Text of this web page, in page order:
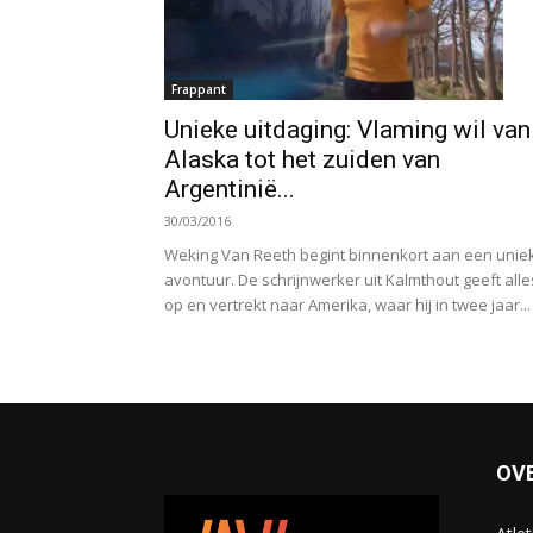
Frappant
Unieke uitdaging: Vlaming wil van
Alaska tot het zuiden van
Argentinië...
30/03/2016
Weking Van Reeth begint binnenkort aan een
avontuur. De schrijnwerker uit Kalmthout geeft
op en vertrekt naar Amerika, waar hij in twee jaar...